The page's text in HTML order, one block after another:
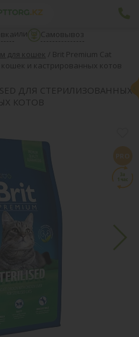
или
Самовывоз
для кошек / Brit Premium Cat
и кастрированных котов
ДЛЯ СТЕРИЛИЗОВАННЫХ
КОТОВ